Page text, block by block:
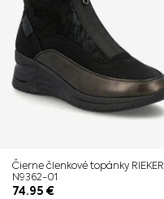
Čierne členkové topánky RIEKER
N9362-01
74.95€